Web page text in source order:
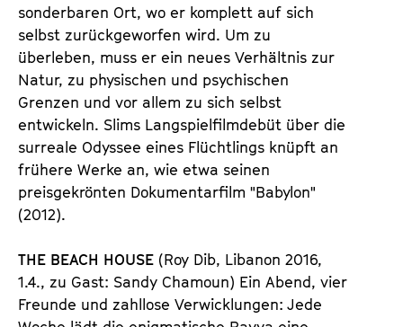
sonderbaren Ort, wo er komplett auf sich
selbst zurückgeworfen wird. Um zu
überleben, muss er ein neues Verhältnis zur
Natur, zu physischen und psychischen
Grenzen und vor allem zu sich selbst
entwickeln. Slims Langspielfilmdebüt über die
surreale Odyssee eines Flüchtlings knüpft an
frühere Werke an, wie etwa seinen
preisgekrönten Dokumentarfilm "Babylon"
(2012).
THE BEACH HOUSE (Roy Dib, Libanon 2016,
1.4., zu Gast: Sandy Chamoun) Ein Abend, vier
Freunde und zahllose Verwicklungen: Jede